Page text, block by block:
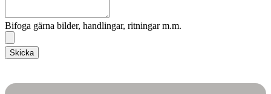
Bifoga gärna bilder, handlingar, ritningar m.m.
Skicka